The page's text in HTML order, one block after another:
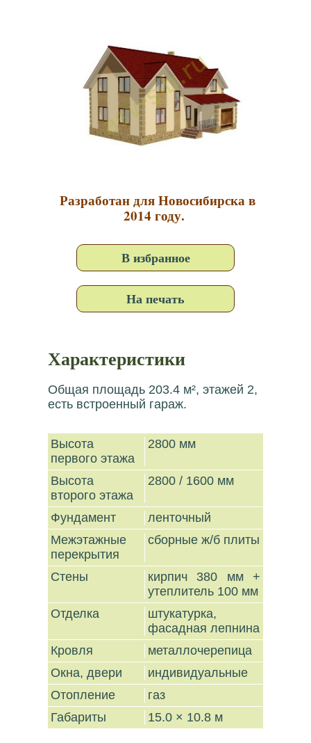
Разработан для Новосибирска в
2014 году.
В избранное
На печать
Характеристики
Общая площадь 203.4 м², этажей 2,
есть встроенный гараж.
Высота
первого этажа
2800 мм
Высота
второго этажа
2800 / 1600 мм
Фундамент
ленточный
Межэтажные
перекрытия
сборные ж/б плиты
Стены
кирпич 380 мм +
утеплитель 100 мм
Отделка
штукатурка,
фасадная лепнина
Кровля
металлочерепица
Окна, двери
индивидуальные
Отопление
газ
Габариты
15.0 × 10.8 м